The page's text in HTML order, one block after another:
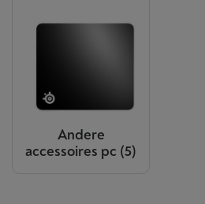
Andere
accessoires pc (5)